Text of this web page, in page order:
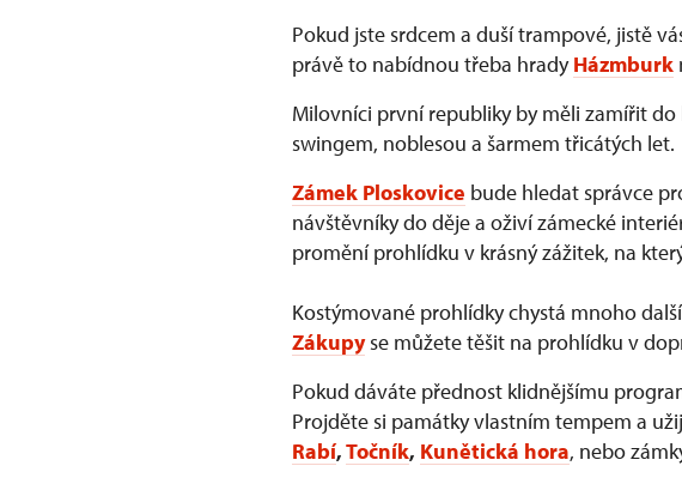
Pokud jste srdcem a duší trampové, jistě
právě to nabídnou třeba hradyHázmburk
Milovníci první republiky by měli zamířit do
swingem, noblesou a šarmem třicátých let.
Zámek Ploskovice bude hledat správce
návštěvníky do děje a oživí zámecké
promění prohlídku v krásný zážitek, na
Kostýmované prohlídky chystá mnoho
Zákupyse můžete těšit na prohlídku v
Pokud dáváte přednost klidnějšímu
Projděte si památky vlastním tempem a
Rabí,Točník, Kunětická hora, nebo